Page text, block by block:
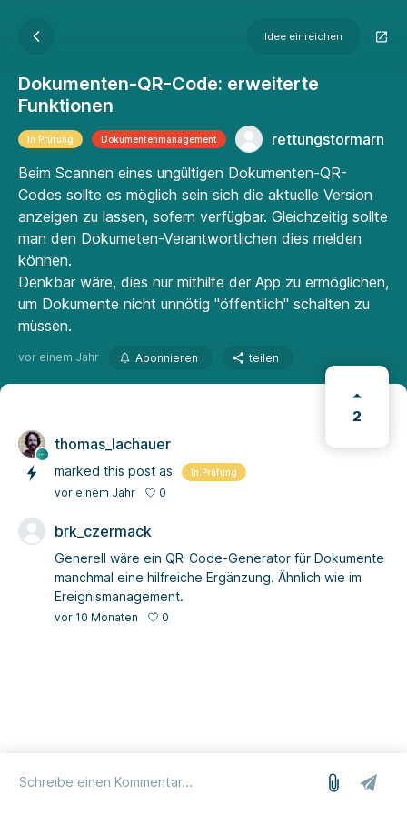
Idee einreichen
Dokumenten-QR-Code: erweiterte
Funktionen
In Prüfung Dokumenten­manage­ment
rettungstormarn
Beim Scannen eines ungültigen Dokumenten-QR-
Codes sollte es möglich sein sich die aktuelle Version
anzeigen zu lassen, sofern verfügbar. Gleichzeitig sollte
man den Dokumeten-Verantwortlichen dies melden
können.
Denkbar wäre, dies nur mithilfe der App zu ermöglichen,
um Dokumente nicht unnötig "öffentlich" schalten zu
müssen.
vor einem Jahr Abonnieren teilen
2
thomas_lachauer
marked this post as In Prüfung
vor einem Jahr 0
brk_czermack
Generell wäre ein QR-Code-Generator für Dokumente
manchmal eine hilfreiche Ergänzung. Ähnlich wie im
Ereignismanagement.
vor 10 Monaten 0